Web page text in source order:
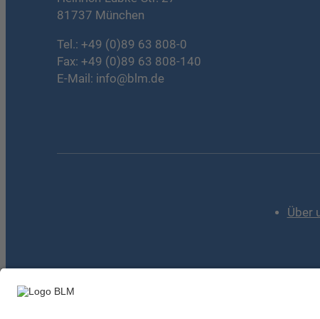
81737 München
Tel.: +49 (0)89 63 808-0
Fax: +49 (0)89 63 808-140
E-Mail: info@blm.de
Über